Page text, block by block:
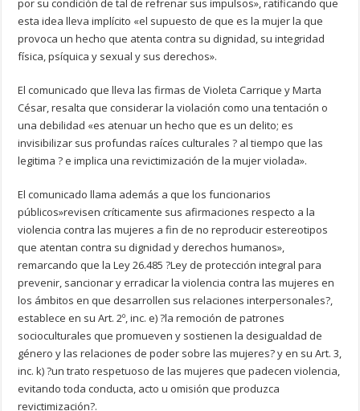
por su condición de tal de refrenar sus impulsos», ratificando que
esta idea lleva implícito «el supuesto de que es la mujer la que
provoca un hecho que atenta contra su dignidad, su integridad
física, psíquica y sexual y sus derechos».
El comunicado que lleva las firmas de Violeta Carrique y Marta
César, resalta que considerar la violación como una tentación o
una debilidad «es atenuar un hecho que es un delito; es
invisibilizar sus profundas raíces culturales ? al tiempo que las
legitima ? e implica una revictimización de la mujer violada».
El comunicado llama además a que los funcionarios
públicos»revisen críticamente sus afirmaciones respecto a la
violencia contra las mujeres a fin de no reproducir estereotipos
que atentan contra su dignidad y derechos humanos»,
remarcando que la Ley 26.485 ?Ley de protección integral para
prevenir, sancionar y erradicar la violencia contra las mujeres en
los ámbitos en que desarrollen sus relaciones interpersonales?,
establece en su Art. 2º, inc. e) ?la remoción de patrones
socioculturales que promueven y sostienen la desigualdad de
género y las relaciones de poder sobre las mujeres? y en su Art. 3,
inc. k) ?un trato respetuoso de las mujeres que padecen violencia,
evitando toda conducta, acto u omisión que produzca
revictimización?.